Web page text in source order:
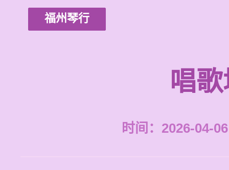
福州琴行
唱
时间：2026-04-